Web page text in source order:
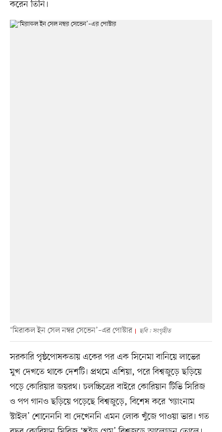
করেন তিনি।
‘মিরাকল ইন সেল নম্বর সেভেন’–এর পোস্টার ছবি : সংগৃহীত
সরকারি পৃষ্ঠপোষকতায় একের পর এক সিনেমা বানিয়ে লাভের
মুখ দেখতে থাকে দেশটি। প্রথমে এশিয়া, পরে বিশ্বজুড়ে ছড়িয়ে
পড়ে কোরিয়ার জয়রথ। চলচ্চিত্রের বাইরে কোরিয়ান টিভি সিরিজ
ও পপ গানও ছড়িয়ে পড়েছে বিশ্বজুড়ে, বিশেষ করে ‘গ্যাংনাম
স্টাইল’ শোনেননি বা দেখেননি এমন লোক খুঁজে পাওয়া ভার। গত